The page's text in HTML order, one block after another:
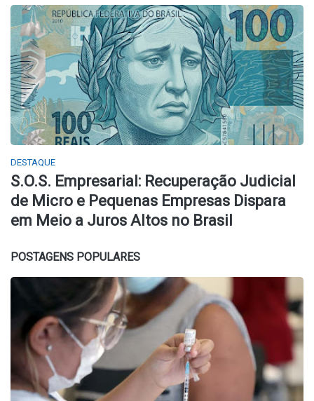
DESTAQUE
S.O.S. Empresarial: Recuperação Judicial
de Micro e Pequenas Empresas Dispara
em Meio a Juros Altos no Brasil
POSTAGENS POPULARES